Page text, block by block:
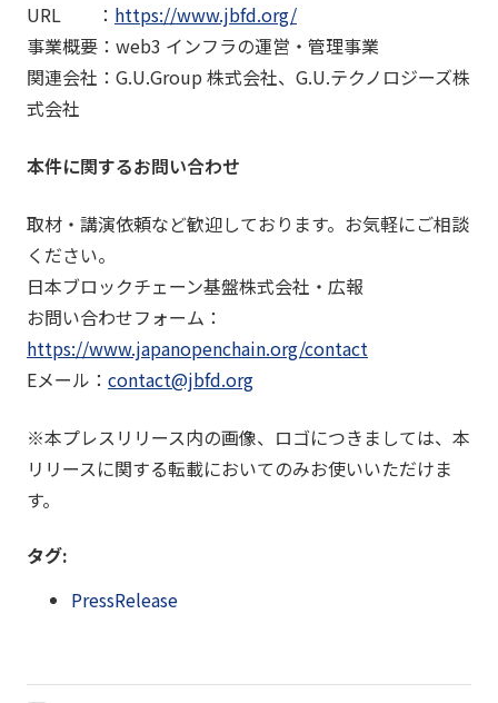
URL ： https://www.jbfd.org/
事業概要：web3 インフラの運営・管理事業
関連会社：G.U.Group 株式会社、G.U.テクノロジーズ株
式会社
本件に関するお問い合わせ
取材・講演依頼など歓迎しております。お気軽にご相談
ください。
日本ブロックチェーン基盤株式会社・広報
お問い合わせフォーム：
https://www.japanopenchain.org/contact
Eメール： contact@jbfd.org
※本プレスリリース内の画像、ロゴにつきましては、本
リリースに関する転載においてのみお使いいただけま
す。
タグ:
PressRelease